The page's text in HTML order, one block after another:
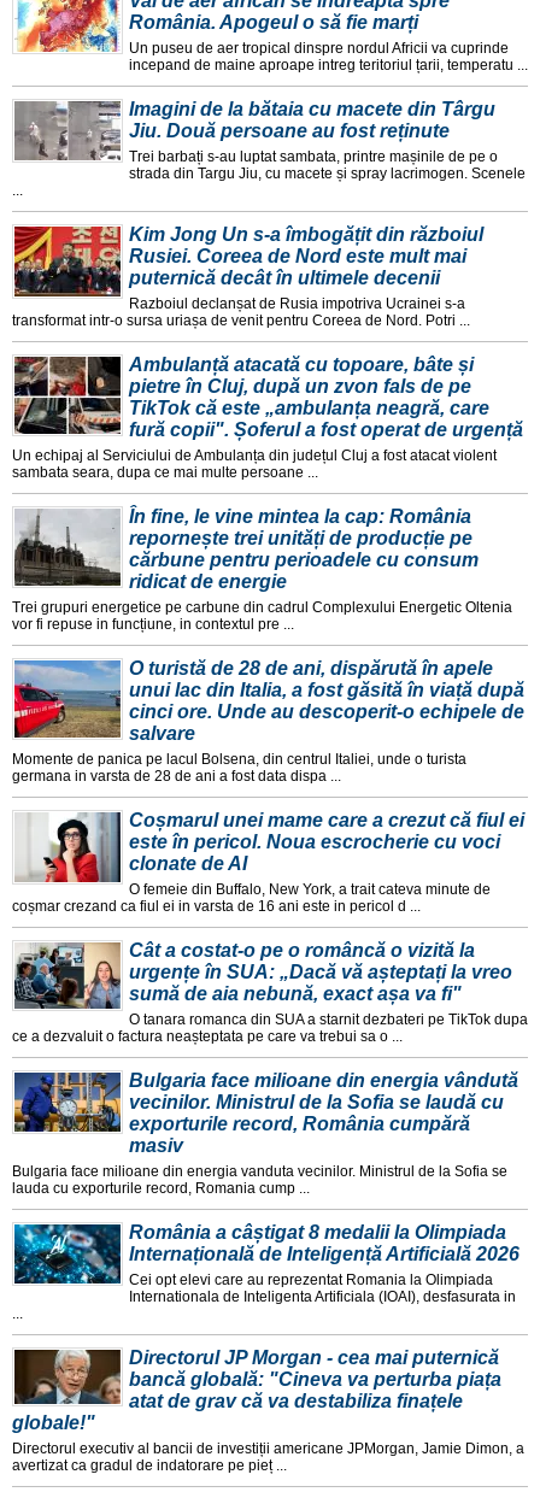
România. Apogeul o să fie marți
Un puseu de aer tropical dinspre nordul Africii va cuprinde
incepand de maine aproape intreg teritoriul țarii, temperatu ...
Imagini de la bătaia cu macete din Târgu
Jiu. Două persoane au fost reținute
Trei barbați s-au luptat sambata, printre mașinile de pe o
strada din Targu Jiu, cu macete și spray lacrimogen. Scenele
...
Kim Jong Un s-a îmbogățit din războiul
Rusiei. Coreea de Nord este mult mai
puternică decât în ultimele decenii
Razboiul declanșat de Rusia impotriva Ucrainei s-a
transformat intr-o sursa uriașa de venit pentru Coreea de Nord. Potri ...
Ambulanță atacată cu topoare, bâte și
pietre în Cluj, după un zvon fals de pe
TikTok că este „ambulanța neagră, care
fură copii". Șoferul a fost operat de urgență
Un echipaj al Serviciului de Ambulanța din județul Cluj a fost atacat violent
sambata seara, dupa ce mai multe persoane ...
În fine, le vine mintea la cap: România
repornește trei unități de producție pe
cărbune pentru perioadele cu consum
ridicat de energie
Trei grupuri energetice pe carbune din cadrul Complexului Energetic Oltenia
vor fi repuse in funcțiune, in contextul pre ...
O turistă de 28 de ani, dispărută în apele
unui lac din Italia, a fost găsită în viață după
cinci ore. Unde au descoperit-o echipele de
salvare
Momente de panica pe lacul Bolsena, din centrul Italiei, unde o turista
germana in varsta de 28 de ani a fost data dispa ...
Coșmarul unei mame care a crezut că fiul ei
este în pericol. Noua escrocherie cu voci
clonate de AI
O femeie din Buffalo, New York, a trait cateva minute de
coșmar crezand ca fiul ei in varsta de 16 ani este in pericol d ...
Cât a costat-o pe o româncă o vizită la
urgențe în SUA: „Dacă vă așteptați la vreo
sumă de aia nebună, exact așa va fi"
O tanara romanca din SUA a starnit dezbateri pe TikTok dupa
ce a dezvaluit o factura neașteptata pe care va trebui sa o ...
Bulgaria face milioane din energia vândută
vecinilor. Ministrul de la Sofia se laudă cu
exporturile record, România cumpără
masiv
Bulgaria face milioane din energia vanduta vecinilor. Ministrul de la Sofia se
lauda cu exporturile record, Romania cump ...
România a câștigat 8 medalii la Olimpiada
Internațională de Inteligență Artificială 2026
Cei opt elevi care au reprezentat Romania la Olimpiada
Internationala de Inteligenta Artificiala (IOAI), desfasurata in
...
Directorul JP Morgan - cea mai puternică
bancă globală: "Cineva va perturba piața
atat de grav că va destabiliza finațele
globale!"
Directorul executiv al bancii de investiții americane JPMorgan, Jamie Dimon, a
avertizat ca gradul de indatorare pe pieț ...